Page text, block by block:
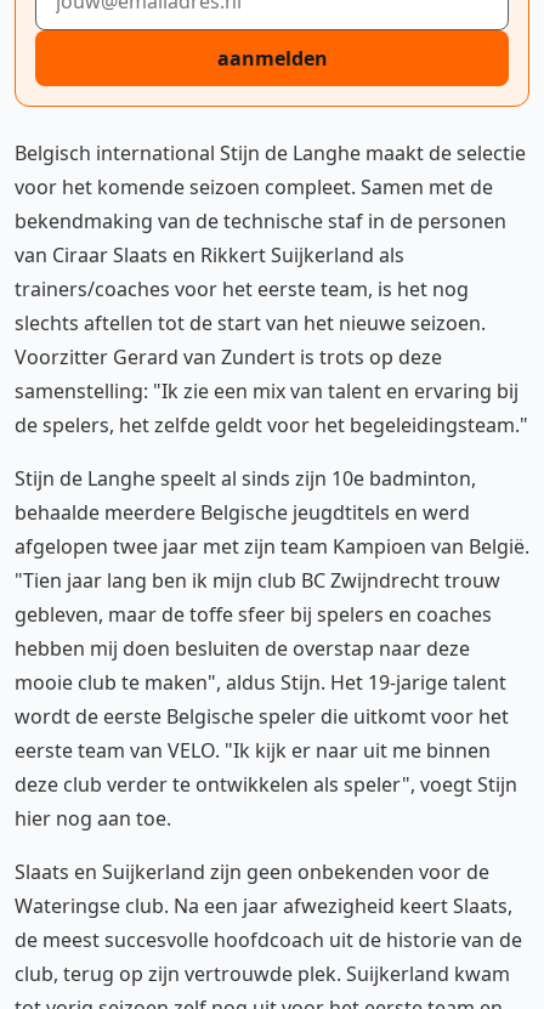
aanmelden
Belgisch international Stijn de Langhe maakt de selectie
voor het komende seizoen compleet. Samen met de
bekendmaking van de technische staf in de personen
van Ciraar Slaats en Rikkert Suijkerland als
trainers/coaches voor het eerste team, is het nog
slechts aftellen tot de start van het nieuwe seizoen.
Voorzitter Gerard van Zundert is trots op deze
samenstelling: "Ik zie een mix van talent en ervaring bij
de spelers, het zelfde geldt voor het begeleidingsteam."
Stijn de Langhe speelt al sinds zijn 10e badminton,
behaalde meerdere Belgische jeugdtitels en werd
afgelopen twee jaar met zijn team Kampioen van België.
"Tien jaar lang ben ik mijn club BC Zwijndrecht trouw
gebleven, maar de toffe sfeer bij spelers en coaches
hebben mij doen besluiten de overstap naar deze
mooie club te maken", aldus Stijn. Het 19-jarige talent
wordt de eerste Belgische speler die uitkomt voor het
eerste team van VELO. "Ik kijk er naar uit me binnen
deze club verder te ontwikkelen als speler", voegt Stijn
hier nog aan toe.
Slaats en Suijkerland zijn geen onbekenden voor de
Wateringse club. Na een jaar afwezigheid keert Slaats,
de meest succesvolle hoofdcoach uit de historie van de
club, terug op zijn vertrouwde plek. Suijkerland kwam